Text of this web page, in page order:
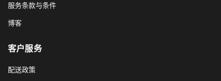
服务条款与条件
博客
客户服务
配送政策